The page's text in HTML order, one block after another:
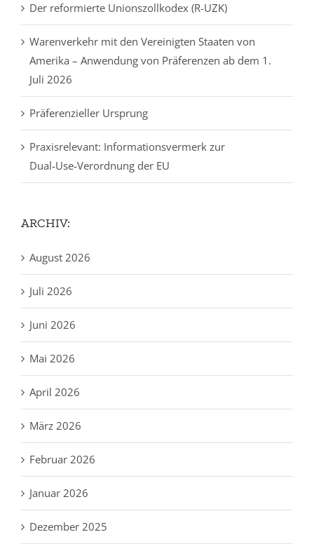
Der reformierte Unionszollkodex (R-UZK)
Warenverkehr mit den Vereinigten Staaten von
Amerika – Anwendung von Präferenzen ab dem 1.
Juli 2026
Präferenzieller Ursprung
Praxisrelevant: Informationsvermerk zur
Dual‑Use‑Verordnung der EU
ARCHIV:
August 2026
Juli 2026
Juni 2026
Mai 2026
April 2026
März 2026
Februar 2026
Januar 2026
Dezember 2025